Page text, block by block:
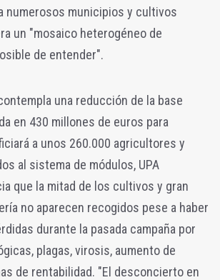
numerosos municipios y cultivos
un "mosaico heterogéneo de
de entender".
una reducción de la base
en 430 millones de euros para
a unos 260.000 agricultores y
al sistema de módulos, UPA
que la mitad de los cultivos y gran
no aparecen recogidos pese a haber
durante la pasada campaña por
plagas, virosis, aumento de
de rentabilidad. "El desconcierto en